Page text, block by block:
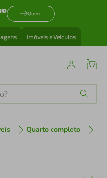
Quero
Imóveis e Veículos
Quarto completo